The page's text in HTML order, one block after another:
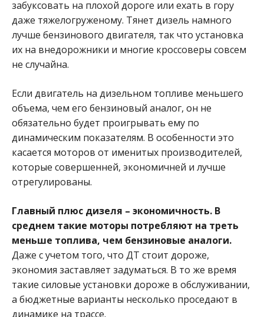
забуксовать на плохой дороге или ехать в гору
даже тяжелогруженому. Тянет дизель намного
лучше бензинового двигателя, так что установка
их на внедорожники и многие кроссоверы совсем
не случайна.
Если двигатель на дизельном топливе меньшего
объема, чем его бензиновый аналог, он не
обязательно будет проигрывать ему по
динамическим показателям. В особенности это
касается моторов от именитых производителей,
которые совершенней, экономичней и лучше
отрегулированы.
Главный плюс дизеля – экономичность. В
среднем такие моторы потребляют на треть
меньше топлива, чем бензиновые аналоги.
Даже с учетом того, что ДТ стоит дороже,
экономия заставляет задуматься. В то же время
такие силовые установки дороже в обслуживании,
а бюджетные варианты несколько проседают в
динамике на трассе.